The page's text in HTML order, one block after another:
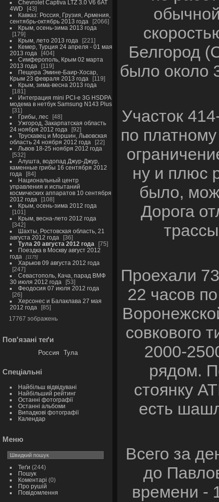
Chevrolet Captiva LTZ 3.0 V6 6AT
4WD
43
Кавказ: Россия, Грузия, Армения,
сентябрь-октябрь 2013 года
2066
Крым, осень-зима 2013 года
179
Крым, лето 2013 года
221
Кемер, Турция 24 апреля - 01 мая
2013 года
404
Симферополь, Крым 02 марта
2013 года
119
Пещера Эмине-Баир-Хосар,
Крым 23 февраля 2013 года
119
Крым, зима-весна 2013 года
181
Интеграция mini PCI-e 3G HSDPA
модема в нетбук Samsung N143 Plus
31
Грибы, лес
48
Ужгород, Закарпатская область
24 ноября 2012 года
92
Трускавец и Моршин, Львовская
область 24 ноября 2012 года
22
Львов 18-25 ноября 2012 года
532
Алушта, водопад Джур-Джур,
каменные грибы 16 сентября 2012
года
84
Национальный центр
управления и испытаний
космических аппаратов 10 сентября
2012 года
108
Крым, осень-зима 2012 года
101
Крым, весна-лето 2012 года
342
Шахты, Ростовская область, 21
августа 2012 года
36
Тула 20 августа 2012 года
75
Поездка в Москву август 2012
года
1175
Харьков 09 августа 2012 года
247
Севастополь, Кача, парад ВМФ
30 июля 2012 года
53
Феодосия 07 июля 2012 года
26
Херсонес и Балаклава 27 мая
2012 года
85
17767 зображень
Пов'язані теґи
Россия Тула
Спеціальні
Найбільш відвідувані
Найбільший рейтинг
Останні фотографії
Останні альбоми
Випадкові фотографії
Календар
Меню
Теґи (244)
Пошук
Коментарі (0)
Про рушій
Повідомлення
Белгород
было около
Участок
по
ну и плюс
было,
Дорога
Проехали
22 часов
совкового
2000-
рядом.
стоянку
есть
Всего за
до
времени -